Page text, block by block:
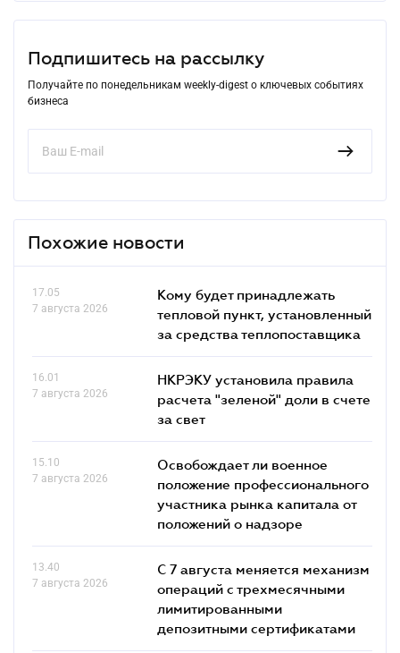
Подпишитесь на рассылку
Получайте по понедельникам weekly-digest о ключевых событиях
бизнеса
Похожие новости
17.05
7 августа 2026
Кому будет принадлежать
тепловой пункт, установленный
за средства теплопоставщика
16.01
7 августа 2026
НКРЭКУ установила правила
расчета "зеленой" доли в счете
за свет
15.10
7 августа 2026
Освобождает ли военное
положение профессионального
участника рынка капитала от
положений о надзоре
13.40
7 августа 2026
С 7 августа меняется механизм
операций с трехмесячными
лимитированными
депозитными сертификатами